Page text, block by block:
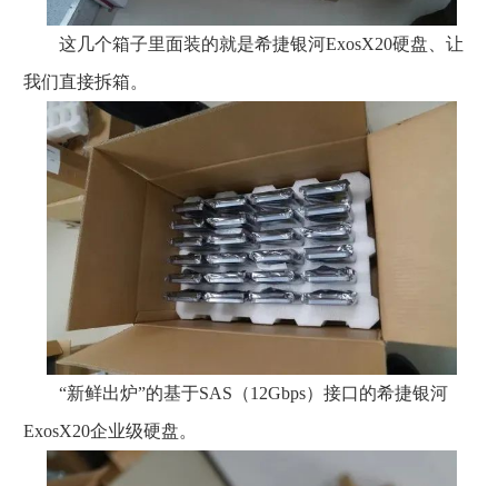
这几个箱子里面装的就是希捷银河ExosX20硬盘、让
我们直接拆箱。
“新鲜出炉”的基于SAS（12Gbps）接口的希捷银河
ExosX20企业级硬盘。